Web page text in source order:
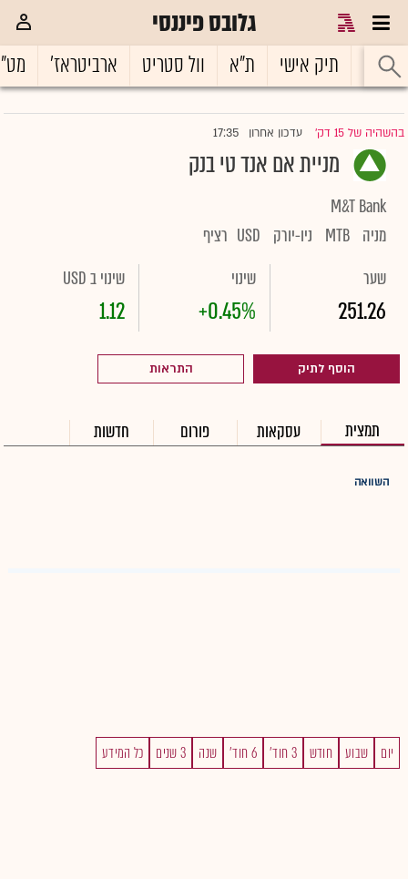
גלובס פיננסי
ראשי תיק אישי ת"א וול סטריט ארביטראז'
בהשהיה של 15 דק' |עדכון אחרון 17:35
מניית אם אנד טי בנק
M&T Bank
מניה MTB ניו-יורק USD רציף
שער
251.26
שינוי
+0.45%
שינוי ב USD
1.12
הוסף לתיק התראות
תמצית עסקאות פורום חדשות
השוואה
יום שבוע חודש 3 חוד' 6 חוד' שנה 3 שנים כל המידע